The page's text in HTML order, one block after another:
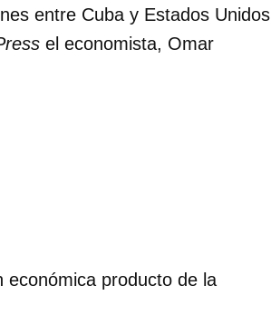
entre Cuba y Estados Unidos
el economista, Omar
producto de la